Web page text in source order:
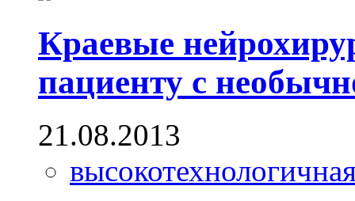
Краевые
пациенту с
21.08.2013